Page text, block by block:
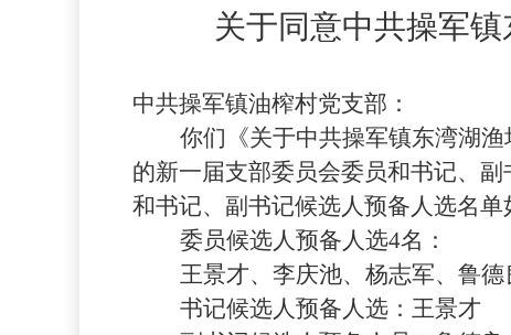
关于同意中共操军
中共操军镇油榨村党支部：
你们《关于中共操军镇东湾湖
的新一届支部委员会委员和书记、
和书记、副书记候选人预备人选名单
委员候选人预备人选4名：
王景才、李庆池、杨志军、鲁德
书记候选人预备人选： 王景才